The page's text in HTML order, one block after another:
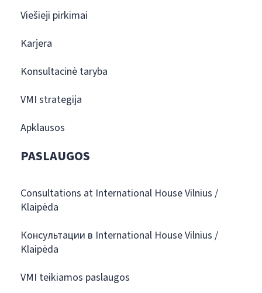
Viešieji pirkimai
Karjera
Konsultacinė taryba
VMI strategija
Apklausos
PASLAUGOS
Consultations at International House Vilnius /
Klaipėda
Консультации в International House Vilnius /
Klaipėda
VMI teikiamos paslaugos